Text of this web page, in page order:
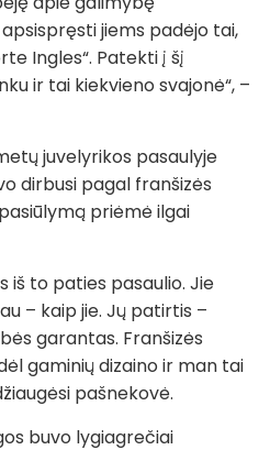
jiems padėjo tai,
Ingles“. Patekti į šį
ir tai kiekvieno svajonė“, –
juvelyrikos pasaulyje
dirbusi pagal franšizės
priėmė ilgai
iš to paties pasaulio. Jie
– kaip jie. Jų patirtis –
garantas. Franšizės
gaminių dizaino ir man tai
pašnekovė.
buvo lygiagrečiai